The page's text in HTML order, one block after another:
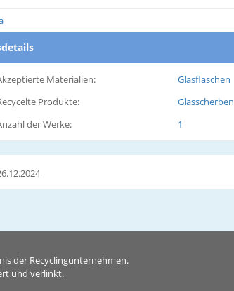
Materialien:
Glasflaschen
Produkte:
Glasscherben
der Werke:
1
der Recyclingunternehmen.
und verlinkt.